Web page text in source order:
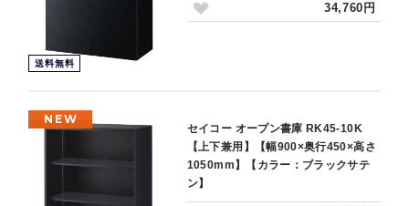
送料無料
34,760円
NEW
セイコー オープン書庫 RK45-10K
【上下兼用】【幅900×奥行450×高さ
1050mm】【カラー：ブラックサテ
ン】